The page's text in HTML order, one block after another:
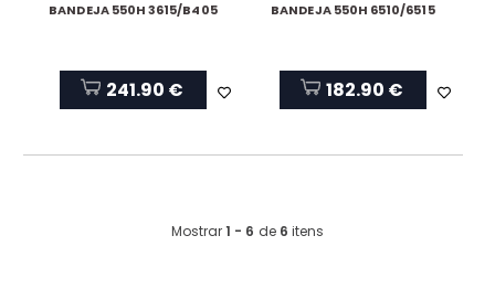
BANDEJA 550H 3615/B405
241.90 €
BANDEJA 550H 6510/6515
182.90 €
Mostrar1 - 6 de 6 itens